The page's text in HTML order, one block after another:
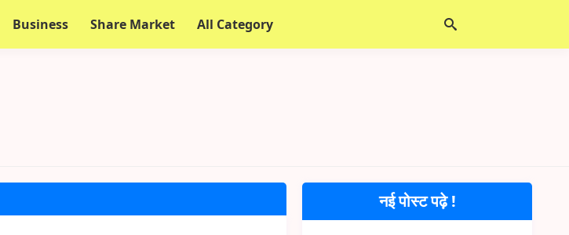
Business Share Market All Category
नई पोस्ट पढ़े !